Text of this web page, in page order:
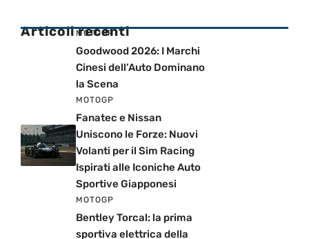
Articoli recenti
MOTOGP
Goodwood 2026: I Marchi
Cinesi dell’Auto Dominano
la Scena
MOTOGP
Fanatec e Nissan
Uniscono le Forze: Nuovi
Volanti per il Sim Racing
Ispirati alle Iconiche Auto
Sportive Giapponesi
MOTOGP
Bentley Torcal: la prima
sportiva elettrica della